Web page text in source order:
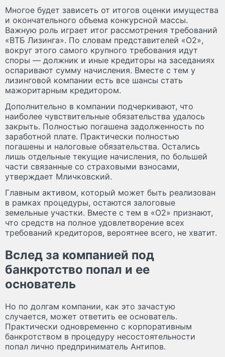
Многое будет зависеть от итогов оценки имущества
и окончательного объема конкурсной массы.
Важную роль играет итог рассмотрения требований
«ВТБ Лизинга». По словам представителей «О2»,
вокруг этого самого крупного требования идут
споры — должник и иные кредиторы на заседаниях
оспаривают сумму начисления. Вместе с тем у
лизинговой компании есть все шансы стать
мажоритарным кредитором.
Дополнительно в компании подчеркивают, что
наиболее чувствительные обязательства удалось
закрыть. Полностью погашена задолженность по
заработной плате. Практически полностью
погашены и налоговые обязательства. Остались
лишь отдельные текущие начисления, по большей
части связанные со страховыми взносами,
утверждает Мличковский.
Главным активом, который может быть реализован
в рамках процедуры, остаются залоговые
земельные участки. Вместе с тем в «О2» признают,
что средств на полное удовлетворение всех
требований кредиторов, вероятнее всего, не хватит.
Вслед за компанией под
банкротство попал и ее
основатель
Но по долгам компании, как это зачастую
случается, может ответить ее основатель.
Практически одновременно с корпоративным
банкротством в процедуру несостоятельности
попал лично предприниматель Антипов.